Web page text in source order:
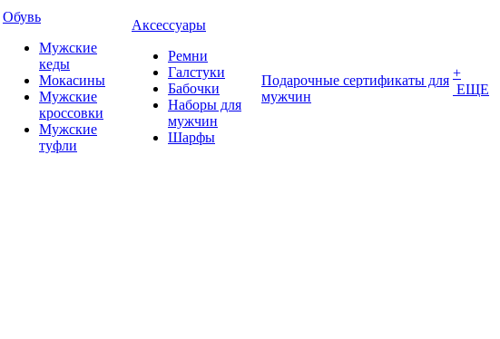
Обувь
Мужские
кеды
Мокасины
Мужские
кроссовки
Мужские
туфли
Аксессуары
Ремни
Галстуки
Бабочки
Наборы для
мужчин
Шарфы
Подарочные сертификаты для
мужчин
+
ЕЩЕ